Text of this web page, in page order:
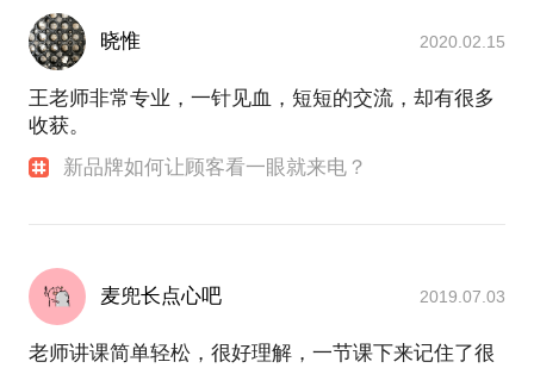
晓惟 2020.02.15
王老师非常专业，一针见血，短短的交流，却有很多
收获。
新品牌如何让顾客看一眼就来电？
麦兜长点心吧 2019.07.03
老师讲课简单轻松，很好理解，一节课下来记住了很